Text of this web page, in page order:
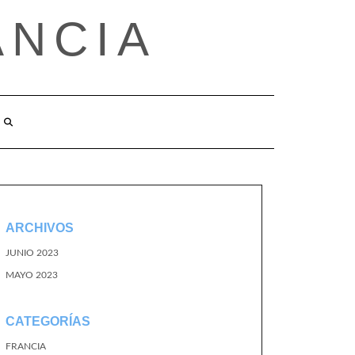
ARCHIVOS
JUNIO 2023
MAYO 2023
CATEGORÍAS
FRANCIA